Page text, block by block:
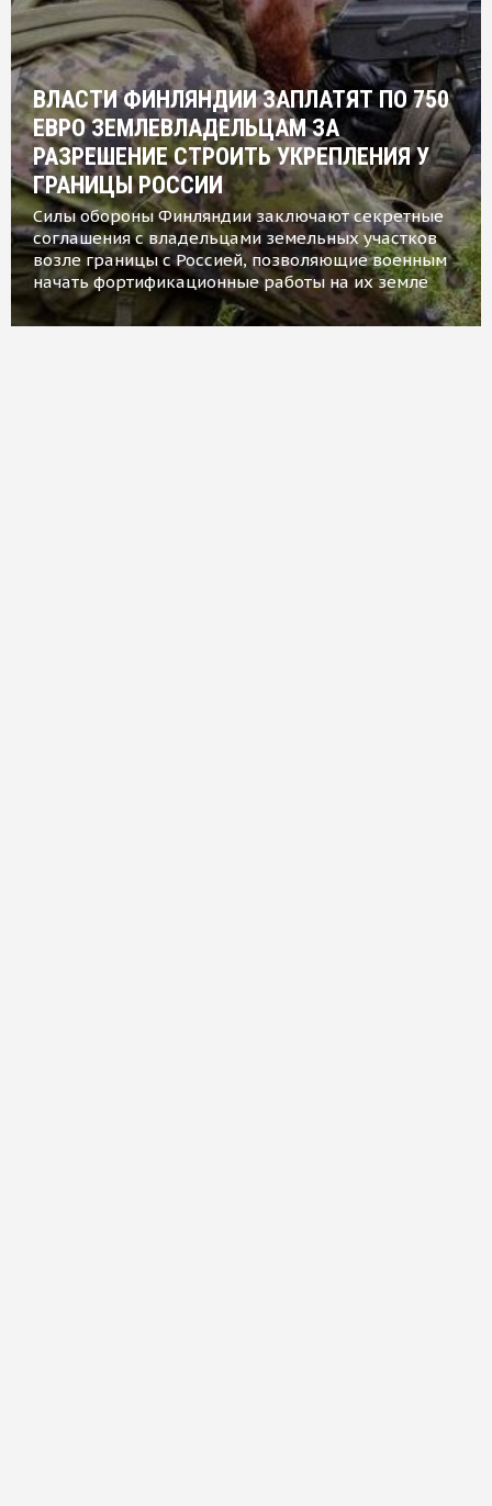
ВЛАСТИ ФИНЛЯНДИИ ЗАПЛАТЯТ ПО 750
ЕВРО ЗЕМЛЕВЛАДЕЛЬЦАМ ЗА
РАЗРЕШЕНИЕ СТРОИТЬ УКРЕПЛЕНИЯ У
ГРАНИЦЫ РОССИИ
Силы обороны Финляндии заключают секретные
соглашения с владельцами земельных участков
возле границы с Россией, позволяющие военным
начать фортификационные работы на их земле